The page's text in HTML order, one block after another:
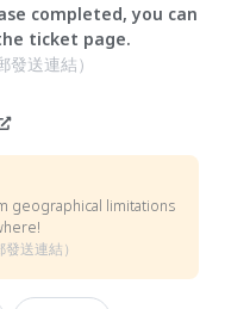
completed, you can
ticket page.
送連結）
geographical limitations
送連結）